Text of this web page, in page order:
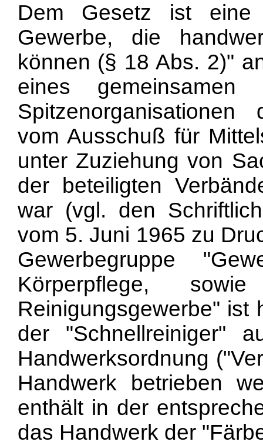
Dem Gesetz ist eine
Gewerbe, die
können (§ 18 Abs. 2)"
eines gemeinsamen
vom Ausschuß für
unter Zuziehung von
der beteiligten
war (vgl. den
vom 5. Juni 1965 zu
Gewerbegruppe
Körperpflege,
Reinigungsgewerbe" ist
der "Schnellreiniger"
Handwerksordnung
Handwerk betrieben
enthält in der
das Handwerk der